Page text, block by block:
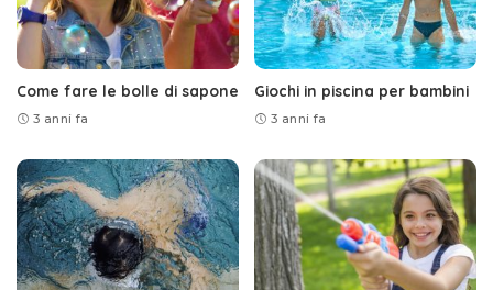
Come fare le bolle di sapone
3 anni fa
Giochi in piscina per bambini
3 anni fa